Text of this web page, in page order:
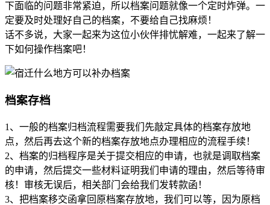
下面临的问题非常紧迫，所以档案问题就像一个定时炸弹。一
定要及时处理好自己的档案，不要给自己找麻烦！
话不多说，大家一起来为这位小伙伴排忧解难，一起来了解一
下如何操作档案吧！
档案存档
1、一般的档案归档流程需要我们先敲定具体的档案存放地
点，然后再去这个新的档案存放地点办理相应的流程手续！
2、档案的归档程序是关于提交相应的申请，也就是调取档案
的申请，然后提交一些材料证明我们申请的理由，然后等待审
核！审核无误后，相关部门会给我们发转款函！
3、把档案移交函拿回原档案存放地，我们可以等，因为原档